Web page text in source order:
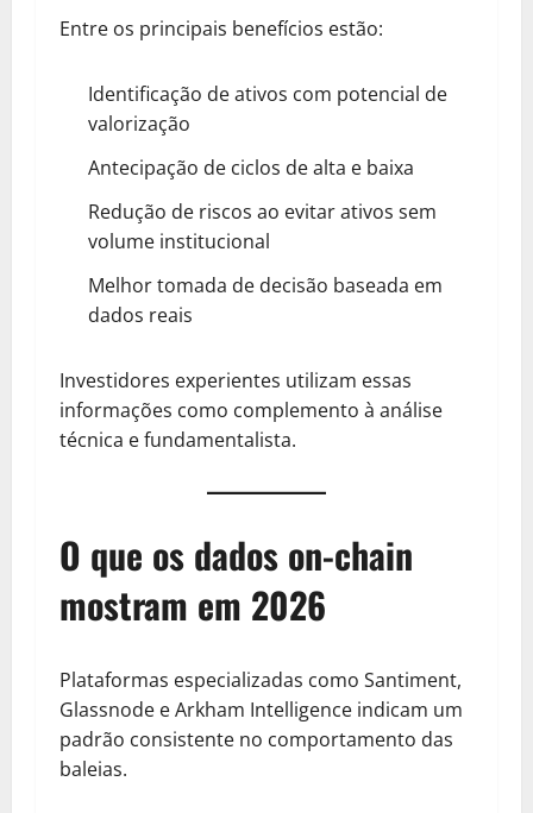
Entre os principais benefícios estão:
Identificação de ativos com potencial de
valorização
Antecipação de ciclos de alta e baixa
Redução de riscos ao evitar ativos sem
volume institucional
Melhor tomada de decisão baseada em
dados reais
Investidores experientes utilizam essas
informações como complemento à análise
técnica e fundamentalista.
O que os dados on-chain
mostram em 2026
Plataformas especializadas como Santiment,
Glassnode e Arkham Intelligence indicam um
padrão consistente no comportamento das
baleias.